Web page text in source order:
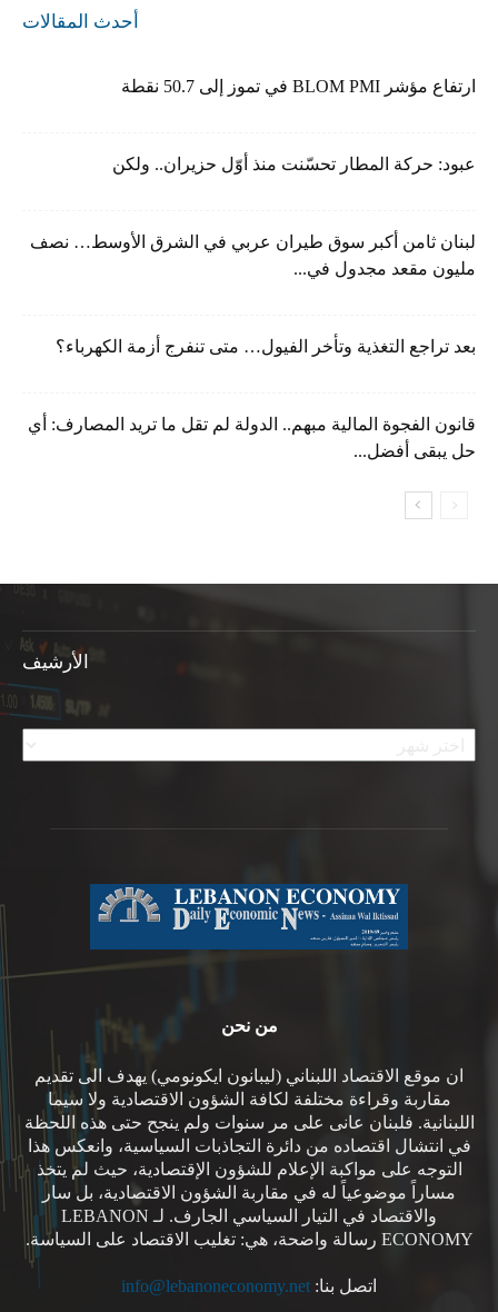
أحدث المقالات
ارتفاع مؤشر BLOM PMI في تموز إلى 50.7 نقطة
عبود: حركة المطار تحسّنت منذ أوّل حزيران.. ولكن
لبنان ثامن أكبر سوق طيران عربي في الشرق الأوسط… نصف
مليون مقعد مجدول في...
بعد تراجع التغذية وتأخر الفيول… متى تنفرج أزمة الكهرباء؟
قانون الفجوة المالية مبهم.. الدولة لم تقل ما تريد المصارف: أي
حل يبقى أفضل...
الأرشيف
الأرشيف
من نحن
ان موقع الاقتصاد اللبناني (ليبانون ايكونومي) يهدف الى تقديم
مقاربة وقراءة مختلفة لكافة الشؤون الاقتصادية ولا سيما
اللبنانية. فلبنان عانى على مر سنوات ولم ينجح حتى هذه اللحظة
في انتشال اقتصاده من دائرة التجاذبات السياسية، وانعكس هذا
التوجه على مواكبة الإعلام للشؤون الإقتصادية، حيث لم يتخذ
مساراً موضوعياً له في مقاربة الشؤون الاقتصادية، بل سار
والاقتصاد في التيار السياسي الجارف. لـ LEBANON
ECONOMY رسالة واضحة، هي: تغليب الاقتصاد على السياسة.
اتصل بنا: info@lebanoneconomy.net